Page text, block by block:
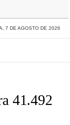
7 DE AGOSTO DE 2026
41.492